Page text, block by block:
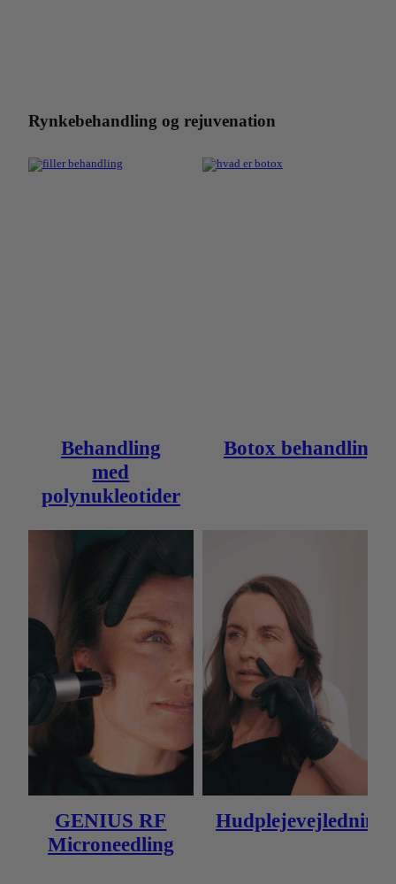
Rynkebehandling og rejuvenation
Behandling
med
polynukleotider
Botox behandling
GENIUS RF
Microneedling
Hudplejevejledning